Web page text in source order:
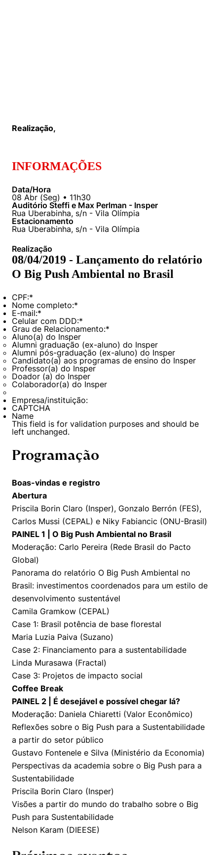
Realização,
INFORMAÇÕES
Data/Hora
08 Abr (Seg) • 11h30
Auditório Steffi e Max Perlman - Insper
Rua Uberabinha, s/n - Vila Olímpia
Estacionamento
Rua Uberabinha, s/n - Vila Olímpia
Realização
08/04/2019 - Lançamento do relatório
O Big Push Ambiental no Brasil
CPF:*
Nome completo:*
E-mail:*
Celular com DDD:*
Grau de Relacionamento:*
Aluno(a) do Insper
Alumni graduação (ex-aluno) do Insper
Alumni pós-graduação (ex-aluno) do Insper
Candidato(a) aos programas de ensino do Insper
Professor(a) do Insper
Doador (a) do Insper
Colaborador(a) do Insper
Empresa/instituição:
CAPTCHA
Name
This field is for validation purposes and should be
left unchanged.
Programação
Boas-vindas e registro
Abertura
Priscila Borin Claro (Insper), Gonzalo Berrón (FES),
Carlos Mussi (CEPAL) e Niky Fabiancic (ONU-Brasil)
PAINEL 1 | O Big Push Ambiental no Brasil
Moderação: Carlo Pereira (Rede Brasil do Pacto
Global)
Panorama do relatório O Big Push Ambiental no
Brasil: investimentos coordenados para um estilo de
desenvolvimento sustentável
Camila Gramkow (CEPAL)
Case 1: Brasil potência de base florestal
Maria Luzia Paiva (Suzano)
Case 2: Financiamento para a sustentabilidade
Linda Murasawa (Fractal)
Case 3: Projetos de impacto social
Coffee Break
PAINEL 2 | É desejável e possível chegar lá?
Moderação: Daniela Chiaretti (Valor Econômico)
Reflexões sobre o Big Push para a Sustentabilidade
a partir do setor público
Gustavo Fontenele e Silva (Ministério da Economia)
Perspectivas da academia sobre o Big Push para a
Sustentabilidade
Priscila Borin Claro (Insper)
Visões a partir do mundo do trabalho sobre o Big
Push para Sustentabilidade
Nelson Karam (DIEESE)